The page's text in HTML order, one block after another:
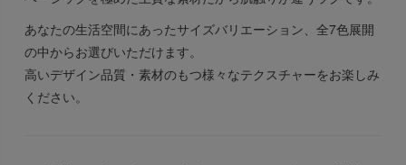
あなたの生活空間にあったサイズバリエーション、全7色展開
の中からお選びいただけます。
高いデザイン品質・素材のもつ様々なテクスチャーをお楽しみ
ください。